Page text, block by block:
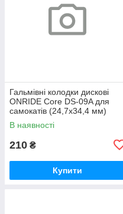
Гальмівні колодки дискові
ONRIDE Core DS-09A для
самокатів (24,7х34,4 мм)
напівметал
В наявності
210 ₴
Купити